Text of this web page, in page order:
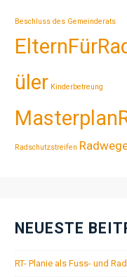
Beschluss des Gemeinderats
üler Kinderbetreung
Radschutzstreifen
NEUESTE
RT- Planie als Fuss- und